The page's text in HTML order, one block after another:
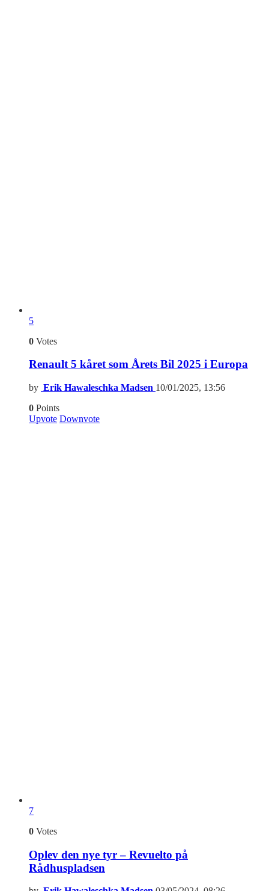
5
0 Votes
Renault 5 kåret som Årets Bil 2025 i Europa
by Erik Hawaleschka Madsen 10/01/2025, 13:56
0 Points
Upvote Downvote
7
0 Votes
Oplev den nye tyr – Revuelto på
Rådhuspladsen